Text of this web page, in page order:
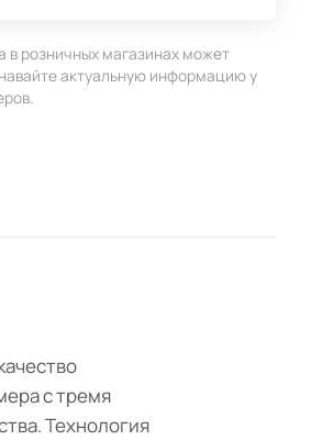
в розничных магазинах может
актуальную информацию у
с тремя
Технология